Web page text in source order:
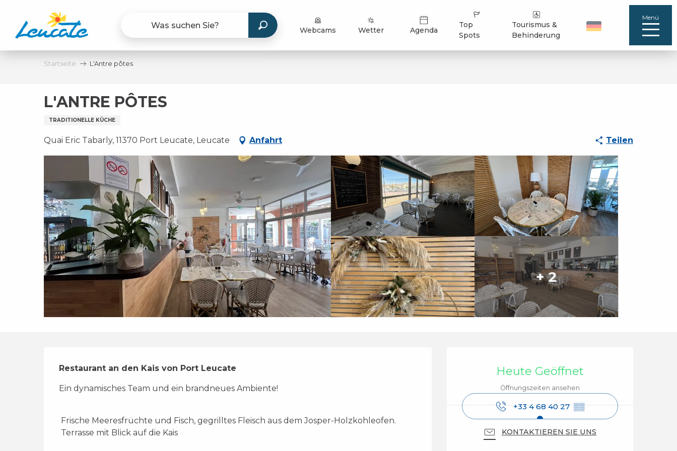
contenu
principal
Webcams Wetter Agenda
Top
Spots
Tourismus &
Behinderung
Menü
Startseite L'Antre pôtes
L'ANTRE PÔTES
TRADITIONELLE KÜCHE
Quai Eric Tabarly, 11370 Port Leucate, Leucate Anfahrt Teilen
+ 2
Öffnungszeiten &
Heute Geöffnet
Öffnungszeiten ansehen
+33 4 68 40 27 ▒▒
KONTAKTIEREN SIE UNS
Beschreibung
Restaurant an den Kais von Port Leucate
Ein dynamisches Team und ein brandneues Ambiente!
Frische Meeresfrüchte und Fisch, gegrilltes Fleisch aus dem Josper-Holzkohleofen.
Terrasse mit Blick auf die Kais